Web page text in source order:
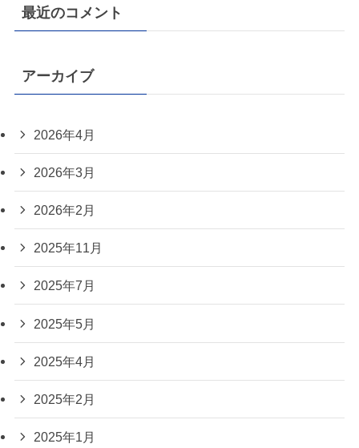
最近のコメント
アーカイブ
2026年4月
2026年3月
2026年2月
2025年11月
2025年7月
2025年5月
2025年4月
2025年2月
2025年1月